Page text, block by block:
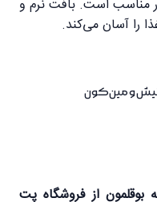
مناسب است. بافت نرم و
را آسان می‌کند.
و مین‌کون
بوقلمون از فروشگاه پت